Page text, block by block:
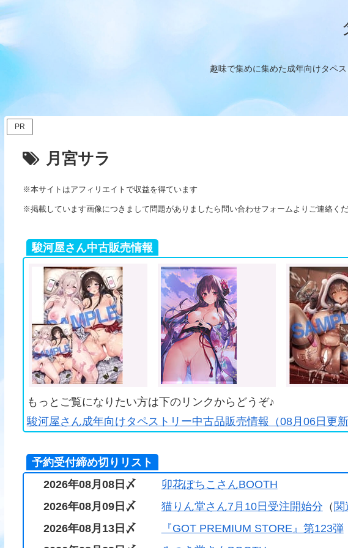
趣味で集めに集めた成年向けタペ
PR
月宮サラ
※本サイトはアフィリエイトで収益を得ています
※掲載しています画像につきまして問題がありましたら問い合わせフォームよりご連絡く
駿河屋さん中古販売情報
もっとご覧になりたい方は下のリンクからどうぞ♪
駿河屋さん成年向けタペストリー中古品販売情報（08月06日更
予約受付締め切りリスト
2026年08月08日〆
卯花ぽちこさんBOOTH
2026年08月09日〆
猫りん堂さん7月10日受注開始分 （ 関
2026年08月13日〆
『GOT PREMIUM STORE』第123弾